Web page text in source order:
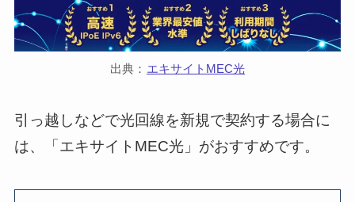
出典： エキサイトMEC光
引っ越しなどで光回線を新規で契約する場合に
は、「エキサイトMEC光」がおすすめです。